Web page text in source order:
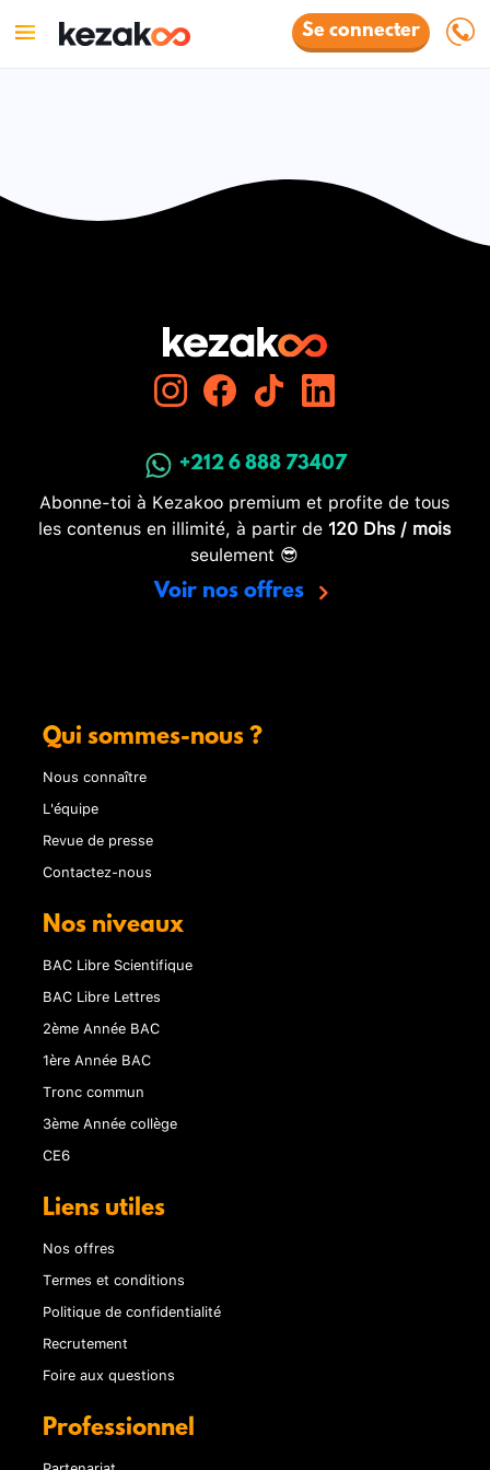
Se connecter
+212 6 888 73407
Abonne-toi à Kezakoo premium et profite de tous
les contenus en illimité, à partir de 120 Dhs / mois
seulement 😎
Voir nos offres
Qui sommes-nous ?
Nous connaître
L'équipe
Revue de presse
Contactez-nous
Nos niveaux
BAC Libre Scientifique
BAC Libre Lettres
2ème Année BAC
1ère Année BAC
Tronc commun
3ème Année collège
CE6
Liens utiles
Nos offres
Termes et conditions
Politique de confidentialité
Recrutement
Foire aux questions
Professionnel